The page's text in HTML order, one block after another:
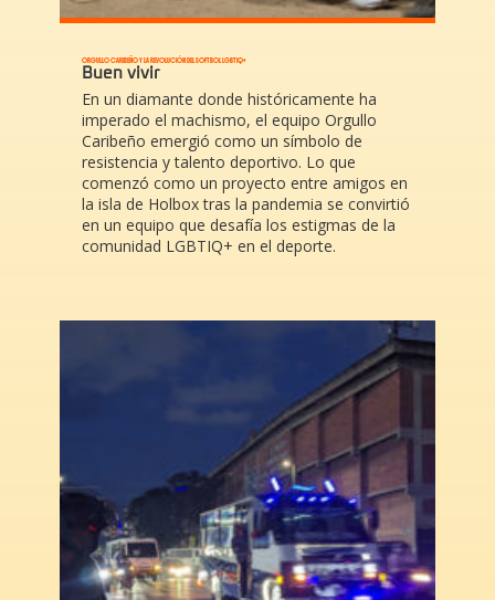
ORGULLO CARIBEÑO Y LA REVOLUCIÓN DEL SOFTBOL LGBTIQ+
Buen vivir
En un diamante donde históricamente ha
imperado el machismo, el equipo Orgullo
Caribeño emergió como un símbolo de
resistencia y talento deportivo. Lo que
comenzó como un proyecto entre amigos en
la isla de Holbox tras la pandemia se convirtió
en un equipo que desafía los estigmas de la
comunidad LGBTIQ+ en el deporte.